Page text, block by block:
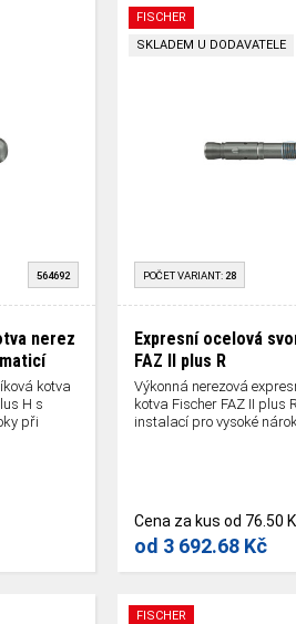
564692
nerez
kotva
H s
při
FISCHER
SKLADEM U DODAVATELE
POČET VARIANT: 28
Expresní ocelová
FAZ II plus R
Výkonná nerezová
kotva Fischer FAZ II plus
instalací pro vysoké
Cena za kus od 76.50
od 3 692.68 Kč
FISCHER